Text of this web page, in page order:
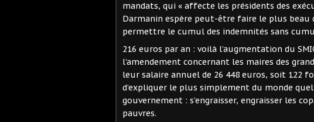
mandats, qui « affecte les présidents des
Darmanin espère peut-être faire le plus beau
permettre le cumul des indemnités sans
216 euros par an : voilà l’augmentation du
l’amendement concernant les maires des
leur salaire annuel de 26 448 euros, soit 122
d’expliquer le plus simplement du monde
gouvernement : s’engraisser, engraisser les
pauvres.